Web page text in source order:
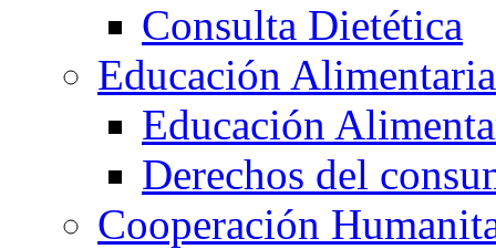
Consulta Dietética
Educación Alimentaria
Educación
Derechos del
Cooperación